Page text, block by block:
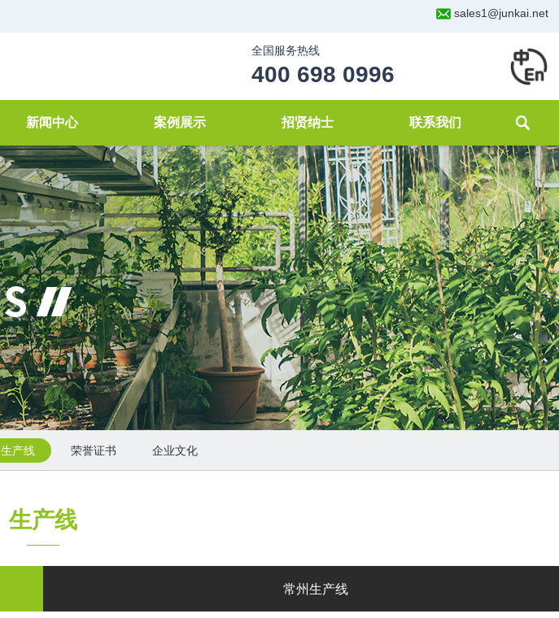
sales1@junkai.net
全国服务热线
400 698 0996
新闻中心
公司新闻
行业新闻
案例展示
空气净化
VOC治理
废水处理案例
招贤纳士 联系我们
生产线 荣誉证书 企业文化
生产线
常州生产线